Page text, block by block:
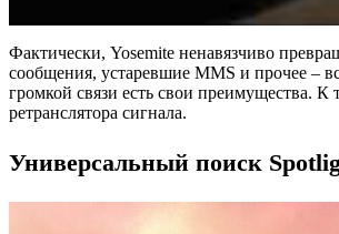
Фактически, Yosemite ненавязчиво
сообщения, устаревшие MMS и прочее –
громкой связи есть свои преимущества.
ретранслятора сигнала.
Универсальный поиск